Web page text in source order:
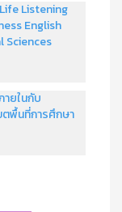
Listening
English
Sciences
ายในกับ
ตพื้นที่การศึกษา